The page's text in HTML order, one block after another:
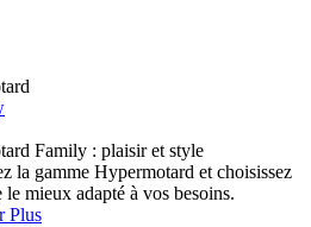
Family : plaisir et style
la gamme Hypermotard et choisissez
le mieux adapté à vos besoins.
Plus